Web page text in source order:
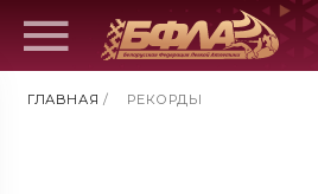
ГЛАВНАЯ / РЕКОРДЫ